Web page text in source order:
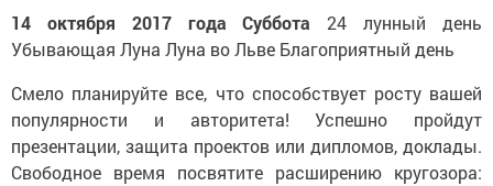
14 октября 2017 года
Суббота
24 лунный день
Убывающая Луна Луна во Льве Благоприятный день
Смело планируйте все, что способствует росту вашей
популярности и авторитета! Успешно пройдут
презентации, защита проектов или дипломов, доклады.
Свободное время посвятите расширению кругозора: